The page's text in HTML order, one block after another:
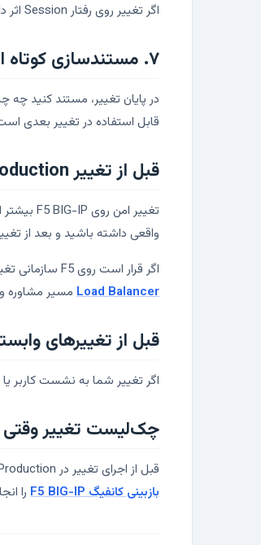
اگر تغییر روی رفتار Session اثر دارد، مطلب
۷. مستندسازی کوتاه اما دقیق
در پایان تغییر، مستند کنید
قابل استفاده در تغییر بعدی
قبل از تغییر Production چه چیزی باید آماده باشد؟
واقعی داشته باشید و بعد از
اگر قرار است روی F5 سازمانی تغییر حساس انجام شود یا طراحی فعلی Health Monitor، Persistence، SSL Profile و Poolها نیاز به بازبینی دارد، صفحه
Load Balancer مسیر مشاوره
قبل از تغییرهای
اگر تغییر شما به نشست کاربر
چک‌لیست تغییر وقتی
قبل از اجرای تغییر در Production، اگر وضعیت Virtual Server، Pool، Monitor، SSL، Persistence و SNAT مبهم باشد، چک‌لیست هم کامل جواب نمی‌دهد. برای تغییرات مهم، اول
بازبینی کانفیگ F5 BIG-IP
را